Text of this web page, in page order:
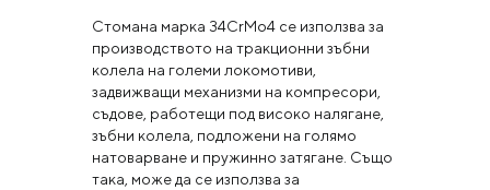
Стомана марка 34CrMo4 се използва за
производството на тракционни зъбни
колела на големи локомотиви,
задвижващи механизми на компресори,
съдове, работещи под високо налягане,
зъбни колела, подложени на голямо
натоварване и пружинно затягане. Също
така, може да се използва за